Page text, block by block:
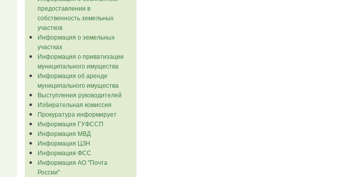
предоставлении в
собственность земельных
участков
Информация о земельных
участках
Информация о приватизации
муниципального имущества
Информация об аренде
муниципального имущества
Выступления руководителей
Избирательная комиссия
Прокуратура информирует
Информация ГУФССП
Информация МВД
Информация ЦЗН
Информация ФСС
Информация АО "Почта
России"